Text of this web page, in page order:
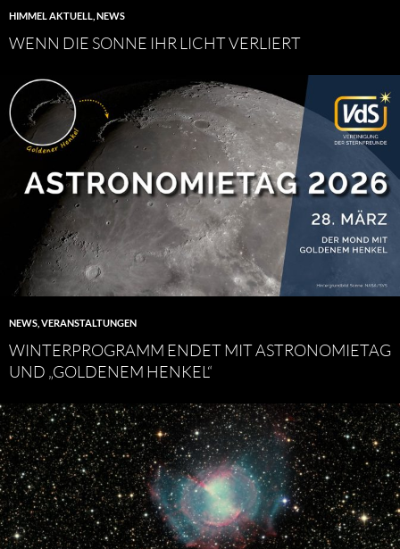
HIMMEL AKTUELL NEWS
WENN DIE SONNE IHR LICHT VERLIERT
NEWS VERANSTALTUNGEN
WINTERPROGRAMM ENDET MIT ASTRONOMIETAG
UND „GOLDENEM HENKEL“